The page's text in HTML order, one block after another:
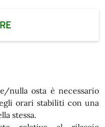
nulla osta è necessario
orari stabiliti con una
stessa.